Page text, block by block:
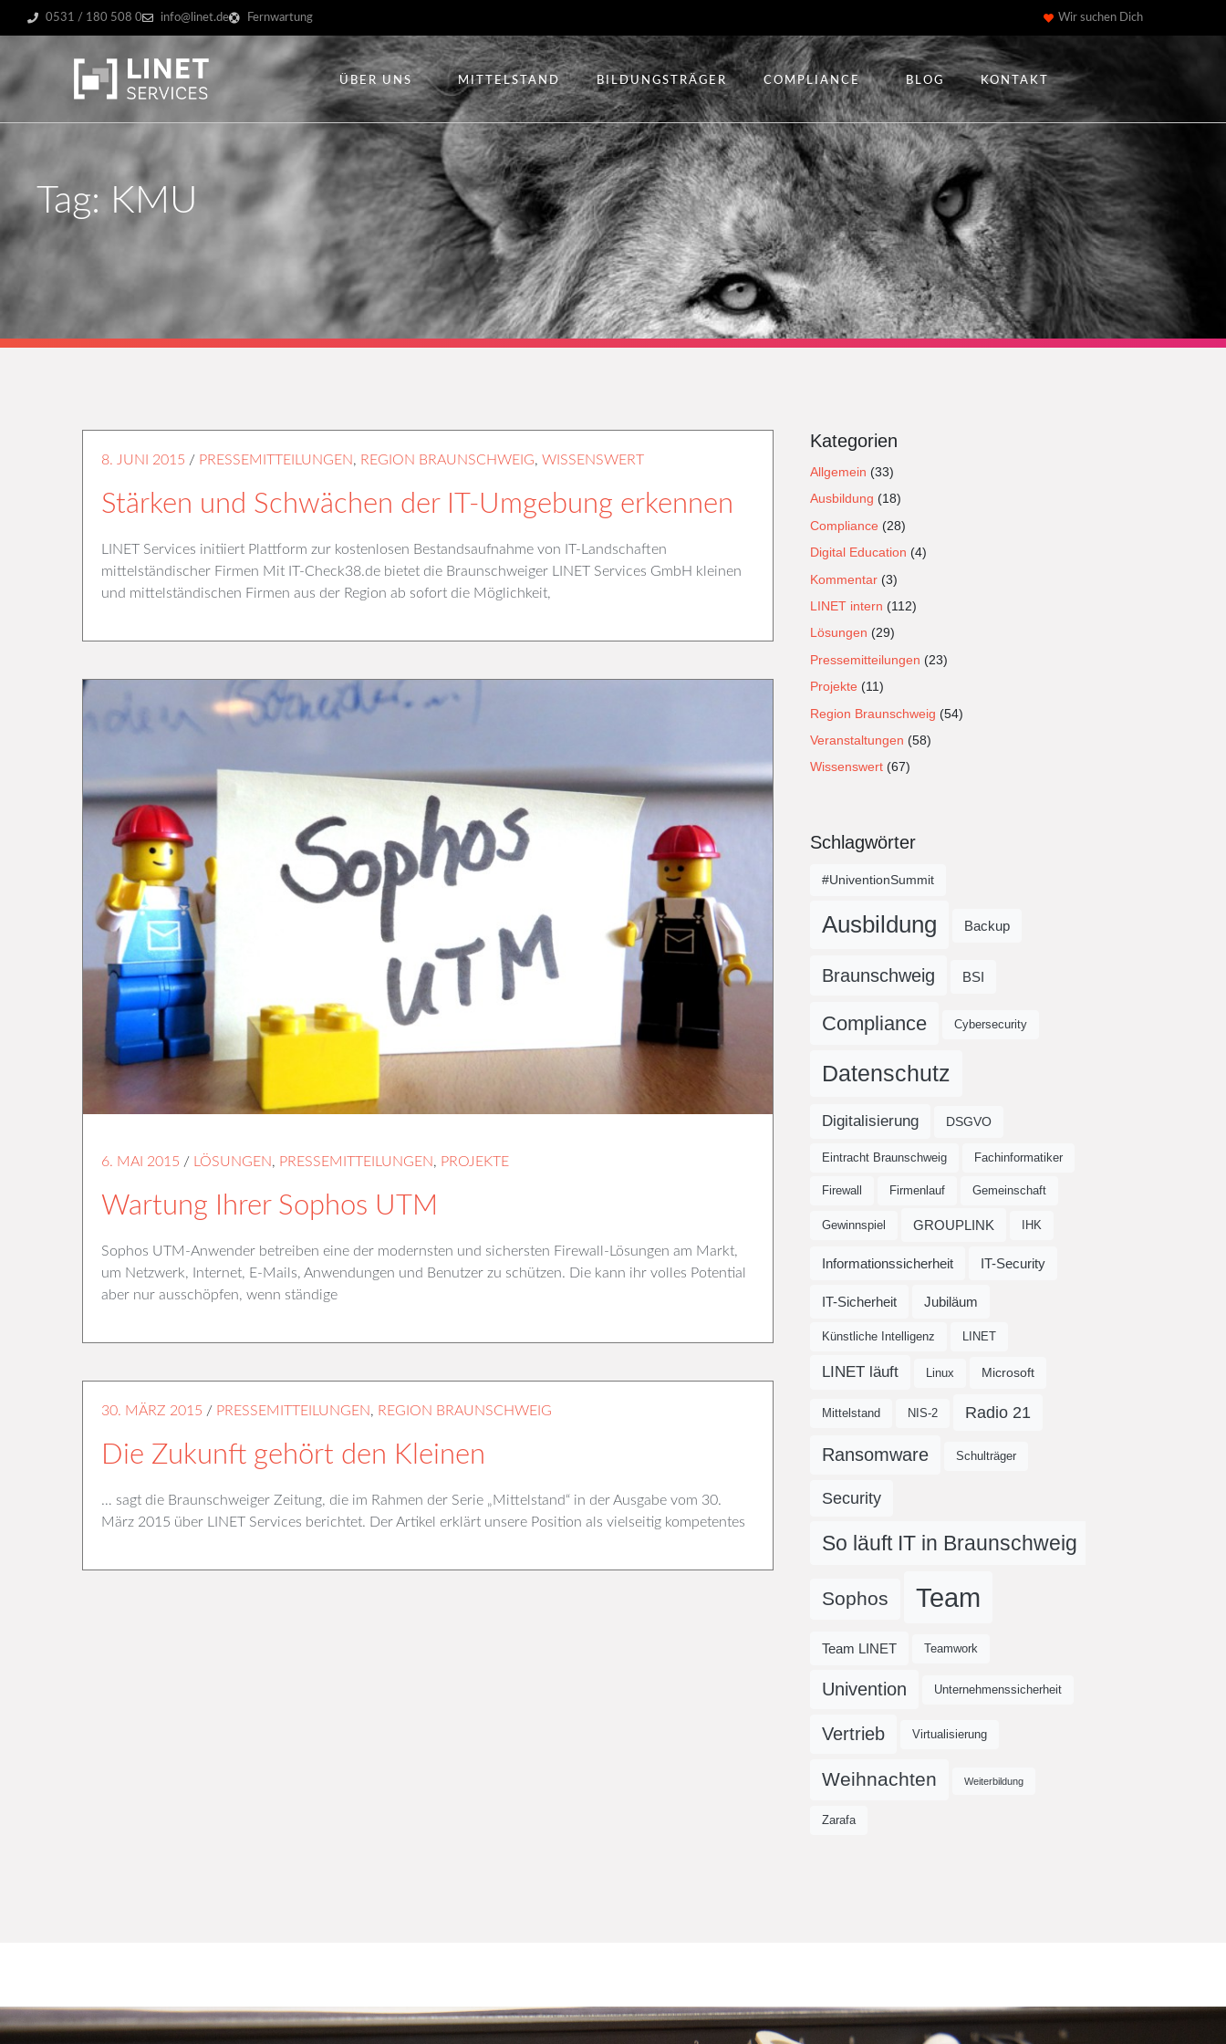
0531 / 180 508 0 info@linet.de Fernwartung Wir suchen Dich
ÜBER UNS MITTELSTAND BILDUNGSTRÄGER COMPLIANCE BLOG KONTAKT
Tag: KMU
8. JUNI 2015 / PRESSEMITTEILUNGEN, REGION BRAUNSCHWEIG, WISSENSWERT
Stärken und Schwächen der IT-Umgebung erkennen
LINET Services initiiert Plattform zur kostenlosen Bestandsaufnahme von IT-Landschaften
mittelständischer Firmen Mit IT-Check38.de bietet die Braunschweiger LINET Services GmbH kleinen
und mittelständischen Firmen aus der Region ab sofort die Möglichkeit,
6. MAI 2015 / LÖSUNGEN, PRESSEMITTEILUNGEN, PROJEKTE
Wartung Ihrer Sophos UTM
Sophos UTM-Anwender betreiben eine der modernsten und sichersten Firewall-Lösungen am Markt,
um Netzwerk, Internet, E-Mails, Anwendungen und Benutzer zu schützen. Die kann ihr volles Potential
aber nur ausschöpfen, wenn ständige
30. MÄRZ 2015 / PRESSEMITTEILUNGEN, REGION BRAUNSCHWEIG
Die Zukunft gehört den Kleinen
… sagt die Braunschweiger Zeitung, die im Rahmen der Serie „Mittelstand“ in der Ausgabe vom 30.
März 2015 über LINET Services berichtet. Der Artikel erklärt unsere Position als vielseitig kompetentes
Kategorien
Allgemein (33)
Ausbildung (18)
Compliance (28)
Digital Education (4)
Kommentar (3)
LINET intern (112)
Lösungen (29)
Pressemitteilungen (23)
Projekte (11)
Region Braunschweig (54)
Veranstaltungen (58)
Wissenswert (67)
Schlagwörter
#UniventionSummit
Ausbildung Backup
Braunschweig BSI
Compliance Cybersecurity
Datenschutz
Digitalisierung DSGVO
Eintracht Braunschweig Fachinformatiker
Firewall Firmenlauf Gemeinschaft
Gewinnspiel GROUPLINK IHK
Informationssicherheit IT-Security
IT-Sicherheit Jubiläum
Künstliche Intelligenz LINET
LINET läuft Linux Microsoft
Mittelstand NIS-2 Radio 21
Ransomware Schulträger
Security
So läuft IT in Braunschweig
Sophos Team
Team LINET Teamwork
Univention Unternehmenssicherheit
Vertrieb Virtualisierung
Weihnachten Weiterbildung
Zarafa